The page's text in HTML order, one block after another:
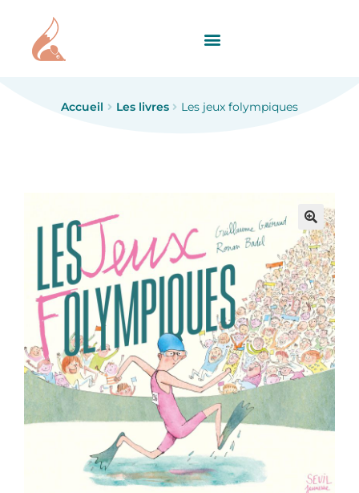
Accueil Les livres Les jeux folympiques